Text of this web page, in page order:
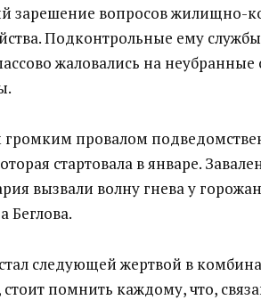
зарешение вопросов жилищно-
Подконтрольные ему
жаловались на неубранные
ромким провалом
стартовала в январе.
вызвали волну гнева у
Беглова.
следующей жертвой в
помнить каждому, что,